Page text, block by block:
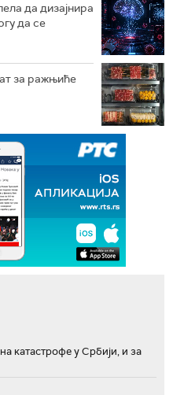
да дизајнира
да се
за ражњиће
катастрофе у Србији, и за